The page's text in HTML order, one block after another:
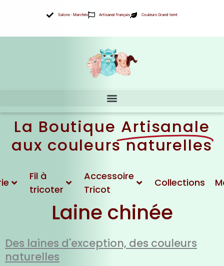
Salons - Marchés Artisanat français Couleurs Grand teint
La Boutique Artisanale
aux couleurs naturelles
Fil à
tricoter
Accessoire
Tricot
Collections
Laine chinée
Des laines d'exception, des couleurs
naturelles